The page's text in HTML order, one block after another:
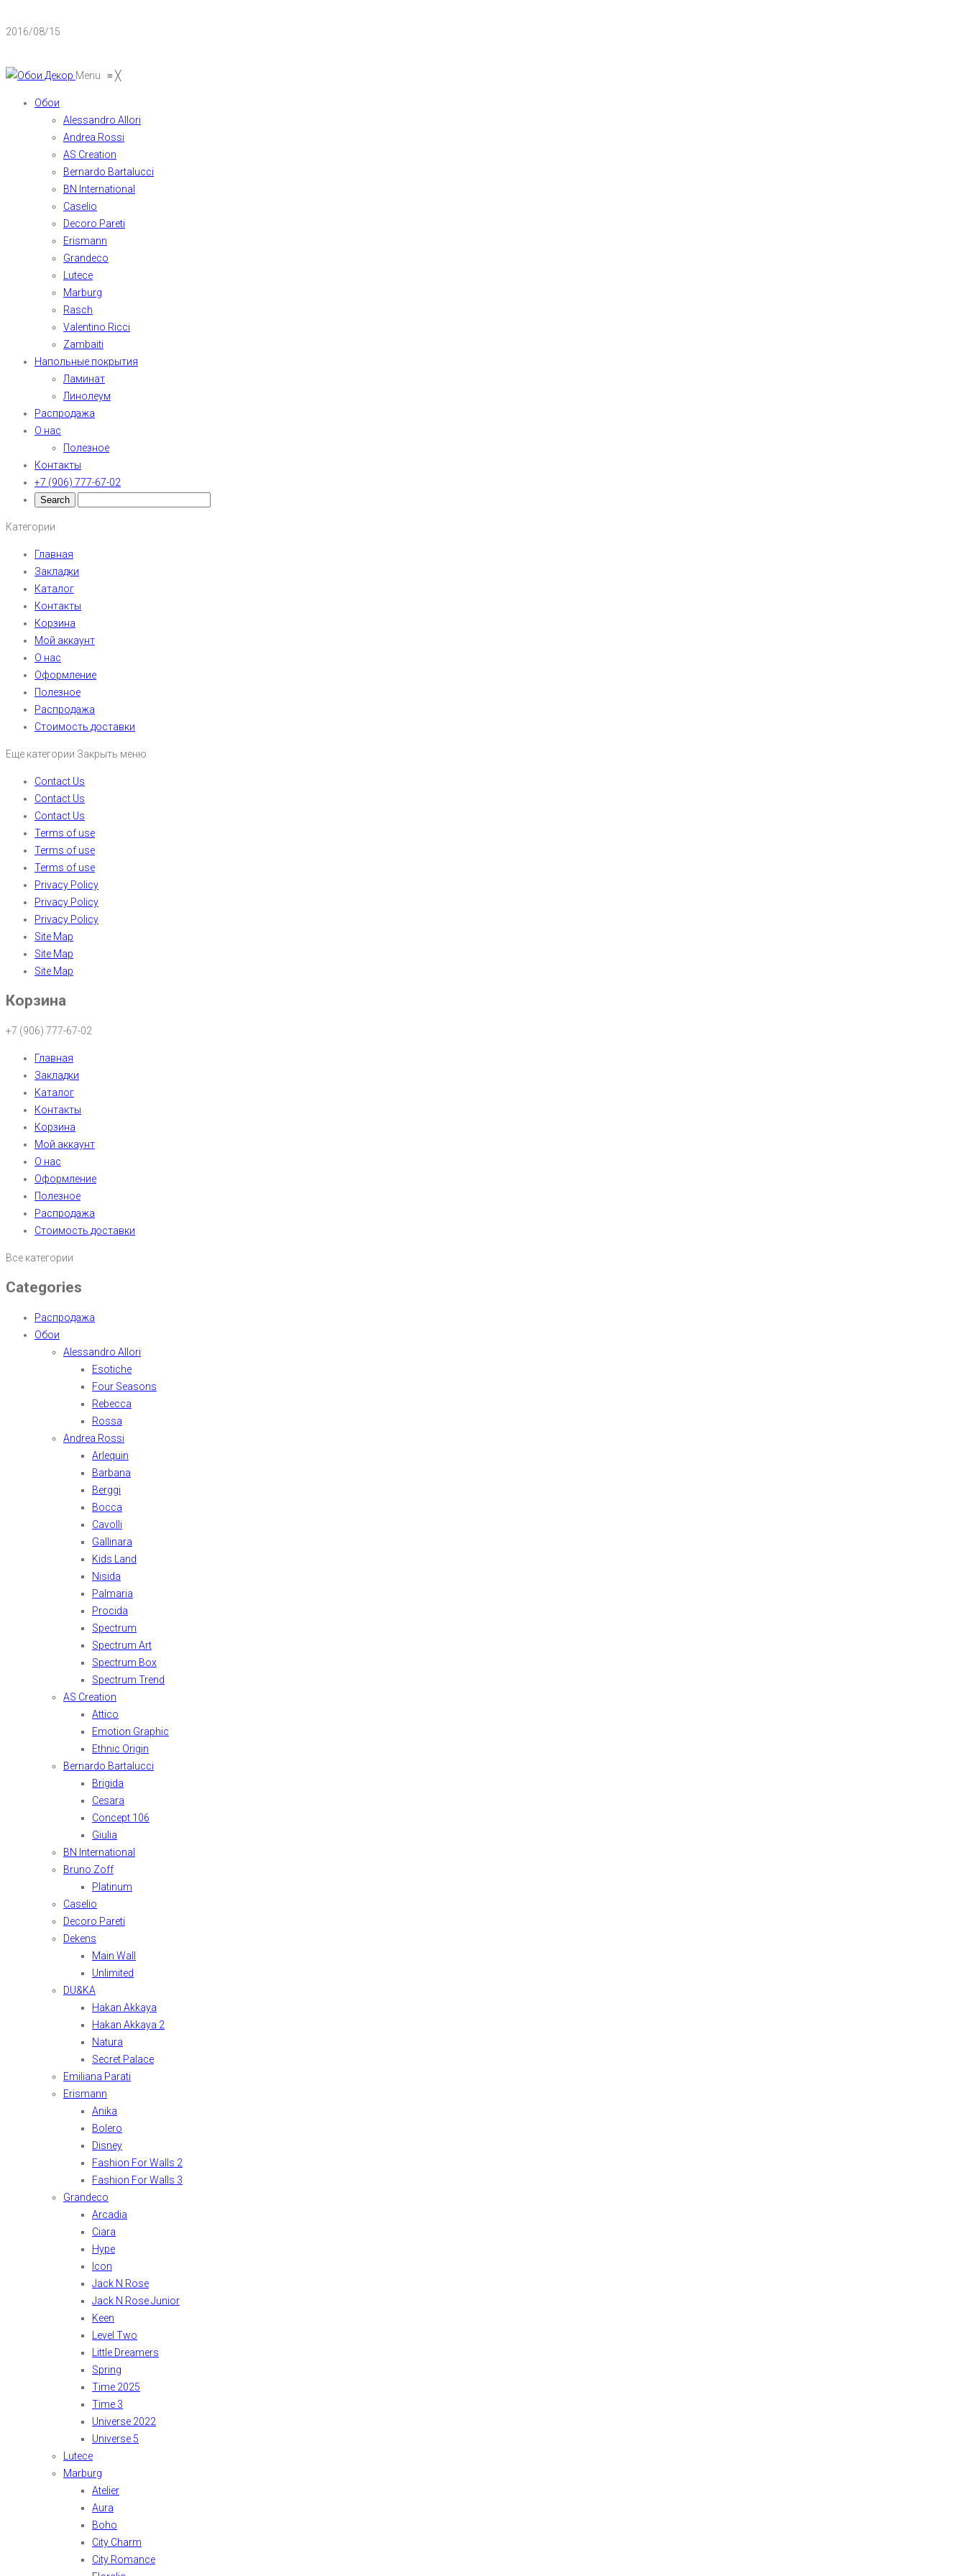
2016/08/15
Menu ≡╳
Обои
Alessandro Allori
Andrea Rossi
AS Creation
Bernardo Bartalucci
BN International
Caselio
Decoro Pareti
Erismann
Grandeco
Lutece
Marburg
Rasch
Valentino Ricci
Zambaiti
Напольные покрытия
Ламинат
Линолеум
Распродажа
О нас
Полезное
Контакты
+7 (906) 777-67-02
Категории
Главная
Закладки
Каталог
Контакты
Корзина
Мой аккаунт
О нас
Оформление
Полезное
Распродажа
Стоимость доставки
Еще категории Закрыть меню
Contact Us
Contact Us
Contact Us
Terms of use
Terms of use
Terms of use
Privacy Policy
Privacy Policy
Privacy Policy
Site Map
Site Map
Site Map
Корзина
+7 (906) 777-67-02
Главная
Закладки
Каталог
Контакты
Корзина
Мой аккаунт
О нас
Оформление
Полезное
Распродажа
Стоимость доставки
Все категории
Categories
Распродажа
Обои
Alessandro Allori
Esotiche
Four Seasons
Rebecca
Rossa
Andrea Rossi
Arlequin
Barbana
Berggi
Bocca
Cavolli
Gallinara
Kids Land
Nisida
Palmaria
Procida
Spectrum
Spectrum Art
Spectrum Box
Spectrum Trend
AS Creation
Attico
Emotion Graphic
Ethnic Origin
Bernardo Bartalucci
Brigida
Cesara
Concept 106
Giulia
BN International
Bruno Zoff
Platinum
Caselio
Decoro Pareti
Dekens
Main Wall
Unlimited
DU&KA
Hakan Akkaya
Hakan Akkaya 2
Natura
Secret Palace
Emiliana Parati
Erismann
Anika
Bolero
Disney
Fashion For Walls 2
Fashion For Walls 3
Grandeco
Arcadia
Ciara
Hype
Icon
Jack N Rose
Jack N Rose Junior
Keen
Level Two
Little Dreamers
Spring
Time 2025
Time 3
Universe 2022
Universe 5
Lutece
Marburg
Atelier
Aura
Boho
City Charm
City Romance